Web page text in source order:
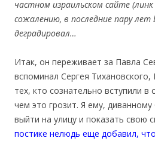
частном израильском сайте
сожалению, в последние пару лет
деградировал…
Итак, он переживает за Павла
вспоминал Сергея
тех, кто сознательно вступили в
чем это грозит. Я ему, диванному
выйти на улицу и показать свою
постике нелюдь еще добавил,